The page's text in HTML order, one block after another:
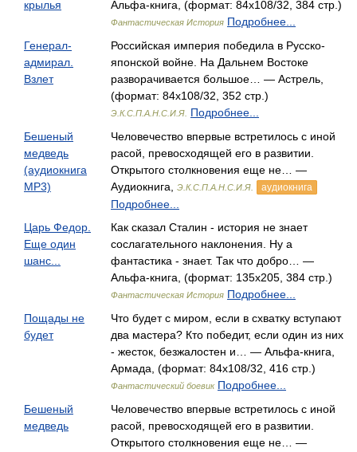
крылья
Альфа-книга, (формат: 84x108/32, 384 стр.)
Фантастическая История Подробнее...
Генерал-
адмирал.
Взлет
Российская империя победила в Русско-
японской войне. На Дальнем Востоке
разворачивается большое… — Астрель,
(формат: 84x108/32, 352 стр.)
Э.К.С.П.А.Н.С.И.Я.
Подробнее...
Бешеный
медведь
(аудиокнига
MP3)
Человечество впервые встретилось с иной
расой, превосходящей его в развитии.
Открытого столкновения еще не… —
Аудиокнига,
Э.К.С.П.А.Н.С.И.Я. аудиокнига
Подробнее...
Царь Федор.
Еще один
шанс...
Как сказал Сталин - история не знает
сослагательного наклонения. Ну а
фантастика - знает. Так что добро… —
Альфа-книга, (формат: 135x205, 384 стр.)
Фантастическая История Подробнее...
Пощады не
будет
Что будет с миром, если в схватку вступают
два мастера? Кто победит, если один из них
- жесток, безжалостен и… — Альфа-книга,
Армада, (формат: 84x108/32, 416 стр.)
Фантастический боевик Подробнее...
Бешеный
медведь
Человечество впервые встретилось с иной
расой, превосходящей его в развитии.
Открытого столкновения еще не… —